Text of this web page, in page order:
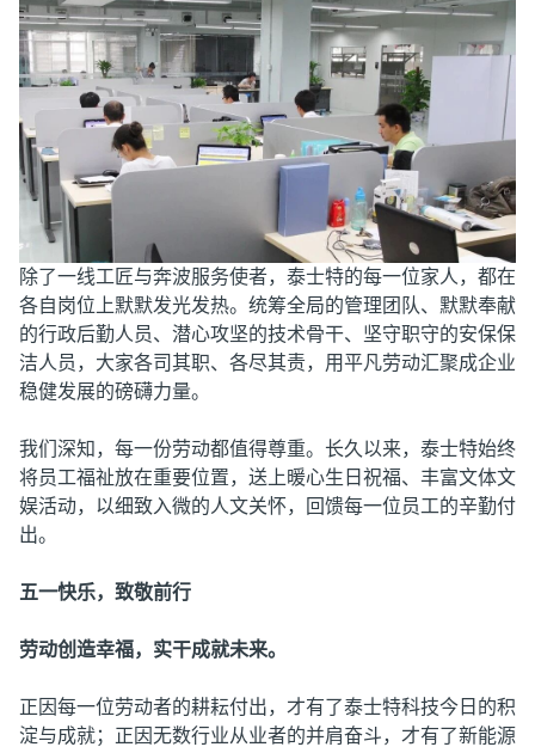
除了一线工匠与奔波服务使者，泰士特的每一位家人，都在
各自岗位上默默发光发热。统筹全局的管理团队、默默奉献
的行政后勤人员、潜心攻坚的技术骨干、坚守职守的安保保
洁人员，大家各司其职、各尽其责，用平凡劳动汇聚成企业
稳健发展的磅礴力量。
我们深知，每一份劳动都值得尊重。长久以来，泰士特始终
将员工福祉放在重要位置，送上暖心生日祝福、丰富文体文
娱活动，以细致入微的人文关怀，回馈每一位员工的辛勤付
出。
五一快乐，致敬前行
劳动创造幸福，实干成就未来。
正因每一位劳动者的耕耘付出，才有了泰士特科技今日的积
淀与成就；正因无数行业从业者的并肩奋斗，才有了新能源